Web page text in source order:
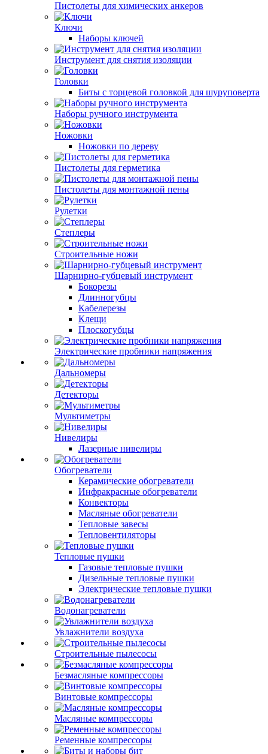
Пистолеты для химических анкеров
Ключи
Наборы ключей
Инструмент для снятия изоляции
Головки
Биты с торцевой головкой для шуруповерта
Наборы ручного инструмента
Ножовки
Ножовки по дереву
Пистолеты для герметика
Пистолеты для монтажной пены
Рулетки
Степлеры
Строительные ножи
Шарнирно-губцевый инструмент
Бокорезы
Длинногубцы
Кабелерезы
Клещи
Плоскогубцы
Электрические пробники напряжения
Дальномеры
Детекторы
Мультиметры
Нивелиры
Лазерные нивелиры
Обогреватели
Керамические обогреватели
Инфракрасные обогреватели
Конвекторы
Масляные обогреватели
Тепловые завесы
Тепловентиляторы
Тепловые пушки
Газовые тепловые пушки
Дизельные тепловые пушки
Электрические тепловые пушки
Водонагреватели
Увлажнители воздуха
Строительные пылесосы
Безмасляные компрессоры
Винтовые компрессоры
Масляные компрессоры
Ременные компрессоры